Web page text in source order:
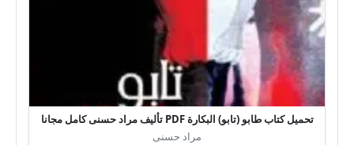
تحميل كتاب طابو (تابو) البكارة PDF تأليف مراد حسنى كامل مجانا
مراد حسنى